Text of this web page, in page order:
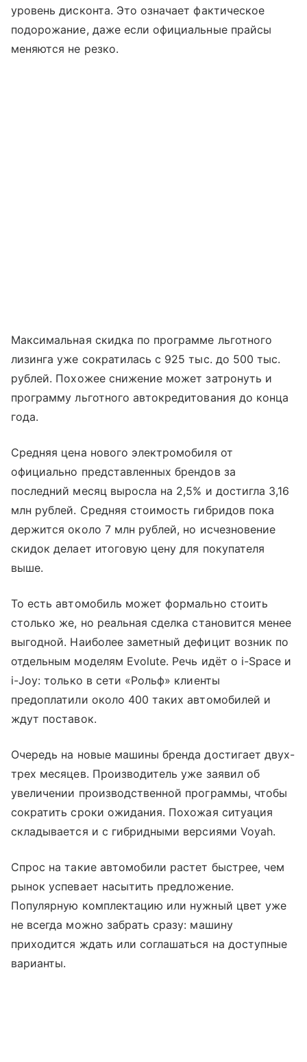
уровень дисконта. Это означает фактическое
подорожание, даже если официальные прайсы
меняются не резко.
Максимальная скидка по программе льготного
лизинга уже сократилась с 925 тыс. до 500 тыс.
рублей. Похожее снижение может затронуть и
программу льготного автокредитования до конца
года.
Средняя цена нового электромобиля от
официально представленных брендов за
последний месяц выросла на 2,5% и достигла 3,16
млн рублей. Средняя стоимость гибридов пока
держится около 7 млн рублей, но исчезновение
скидок делает итоговую цену для покупателя
выше.
То есть автомобиль может формально стоить
столько же, но реальная сделка становится менее
выгодной. Наиболее заметный дефицит возник по
отдельным моделям Evolute. Речь идёт о i-Space и
i-Joy: только в сети «Рольф» клиенты
предоплатили около 400 таких автомобилей и
ждут поставок.
Очередь на новые машины бренда достигает двух-
трех месяцев. Производитель уже заявил об
увеличении производственной программы, чтобы
сократить сроки ожидания. Похожая ситуация
складывается и с гибридными версиями Voyah.
Спрос на такие автомобили растет быстрее, чем
рынок успевает насытить предложение.
Популярную комплектацию или нужный цвет уже
не всегда можно забрать сразу: машину
приходится ждать или соглашаться на доступные
варианты.